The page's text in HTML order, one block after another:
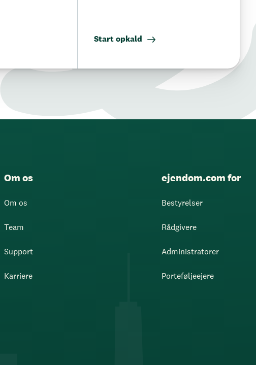
Start opkald
Om os
Om os
Team
Support
Karriere
ejendom.com for
Bestyrelser
Rådgivere
Administratorer
Porteføljeejere